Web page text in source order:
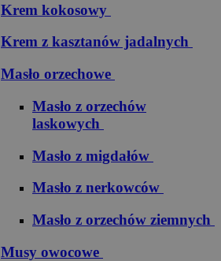
Krem kokosowy
Krem z kasztanów jadalnych
Masło orzechowe
Masło z orzechów
laskowych
Masło z migdałów
Masło z nerkowców
Masło z orzechów ziemnych
Musy owocowe